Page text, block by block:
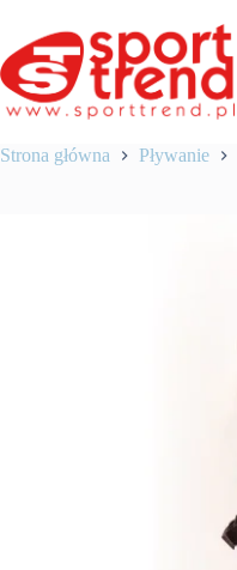
treści
Strona główna Pływanie